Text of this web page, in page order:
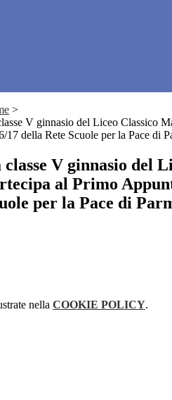
>
V ginnasio del Liceo Classico
17 della Rete Scuole per la Pace di
classe V ginnasio del
al Primo
per la Pace di
nella COOKIE POLICY.